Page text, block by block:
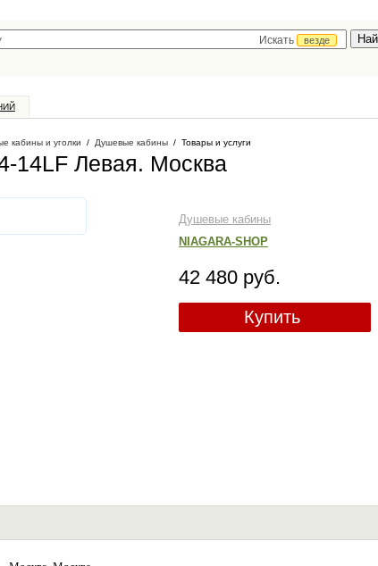
Искать
везде
кабины и уголки / Душевые кабины / Товары и услуги
14LF Левая. Москва
Душевые кабины
NIAGARA-SHOP
42 480 руб.
Купить